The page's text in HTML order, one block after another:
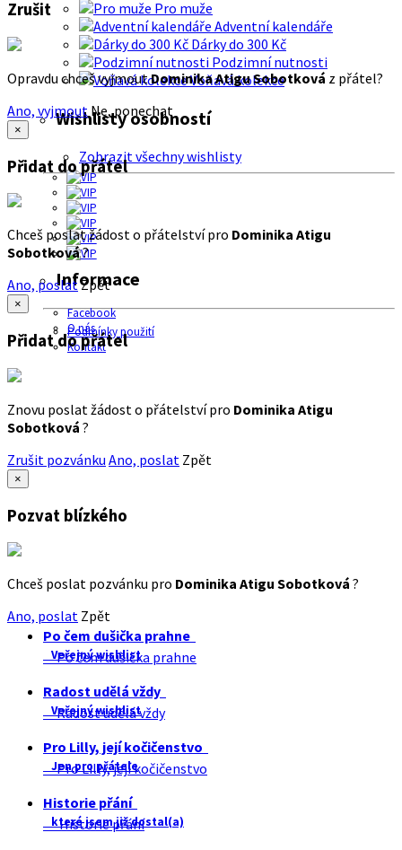
Pro muže
Adventní kalendáře
Dárky do 300 Kč
Podzimní nutnosti
Voňavá kolekce
Wishlisty osobností
Zobrazit všechny wishlisty
Informace
Facebook
O nás
Podmínky použití
Kontakt
Zrušit
Opravdu chceš vyjmoutDominika Atigu Sobotková z přátel?
Ano, vyjmout Ne, ponechat
×
Přidat do přátel
Chceš poslat žádost o přátelství pro Dominika Atigu
Sobotková?
Ano, poslatZpět
×
Přidat do přátel
Znovu poslat žádost o přátelství pro Dominika Atigu
Sobotková ?
Zrušit pozvánku Ano, poslat Zpět
×
Pozvat blízkého
Chceš poslat pozvánku pro Dominika Atigu Sobotková ?
Ano, poslat Zpět
Po čem dušička prahne
Veřejný wishlist
Po čem dušička prahne
Radost udělá vždy
Veřejný wishlist
Radost udělá vždy
Pro Lilly, její kočičenstvo
Jen pro přátele
Pro Lilly, její kočičenstvo
Historie přání
které jsem již dostal(a)
Historie přání